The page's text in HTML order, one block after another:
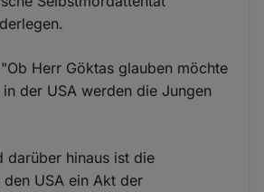
Herr Göktas glauben möchte
der USA werden die Jungen
darüber hinaus ist die
den USA ein Akt der